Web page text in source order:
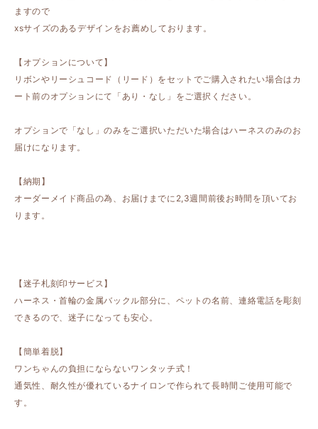
ますので
xsサイズのあるデザインをお薦めしております。
【オプションについて】
リボンやリーシュコード（リード）をセットでご購入されたい場合はカ
ート前のオプションにて「あり・なし」をご選択ください。
オプションで「なし」のみをご選択いただいた場合はハーネスのみのお
届けになります。
【納期】
オーダーメイド商品の為、お届けまでに2,3週間前後お時間を頂いてお
ります。
【迷子札刻印サービス】
ハーネス・首輪の金属バックル部分に、ペットの名前、連絡電話を彫刻
できるので、迷子になっても安心。
【簡単着脱】
ワンちゃんの負担にならないワンタッチ式！
通気性、耐久性が優れているナイロンで作られて長時間ご使用可能で
す。